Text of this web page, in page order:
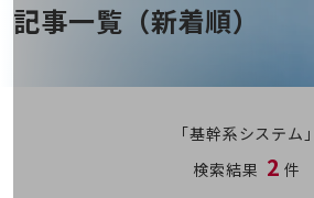
Smart Mobility
Smart Worksite
地域経済のさらなる活性化に取り組みます
自治体・地域社会との共創
LGPF(Local Government Platform)
記事一覧（新着順）
「基幹系システム」
検索結果 2 件